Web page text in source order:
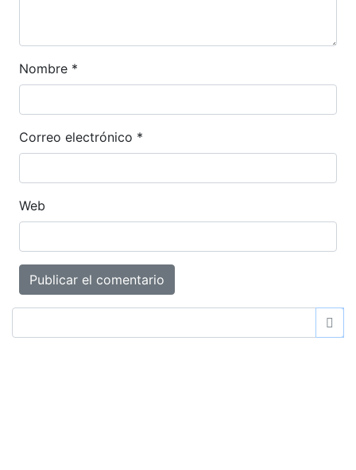
Nombre *
Correo electrónico *
Web